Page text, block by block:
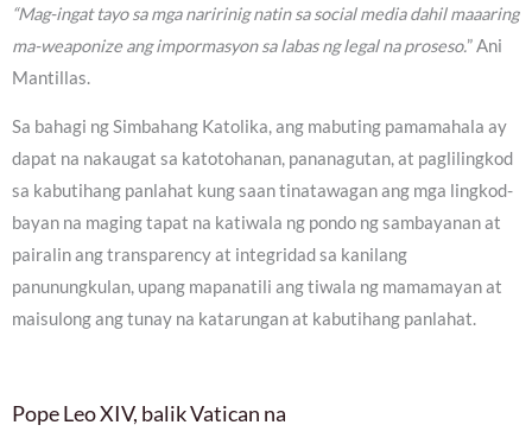
“Mag-ingat tayo sa mga naririnig natin sa social media dahil maaaring
ma-weaponize ang impormasyon sa labas ng legal na proseso.” Ani
Mantillas.
Sa bahagi ng Simbahang Katolika, ang mabuting pamamahala ay
dapat na nakaugat sa katotohanan, pananagutan, at paglilingkod
sa kabutihang panlahat kung saan tinatawagan ang mga lingkod-
bayan na maging tapat na katiwala ng pondo ng sambayanan at
pairalin ang transparency at integridad sa kanilang
panunungkulan, upang mapanatili ang tiwala ng mamamayan at
maisulong ang tunay na katarungan at kabutihang panlahat.
Pope Leo XIV, balik Vatican na